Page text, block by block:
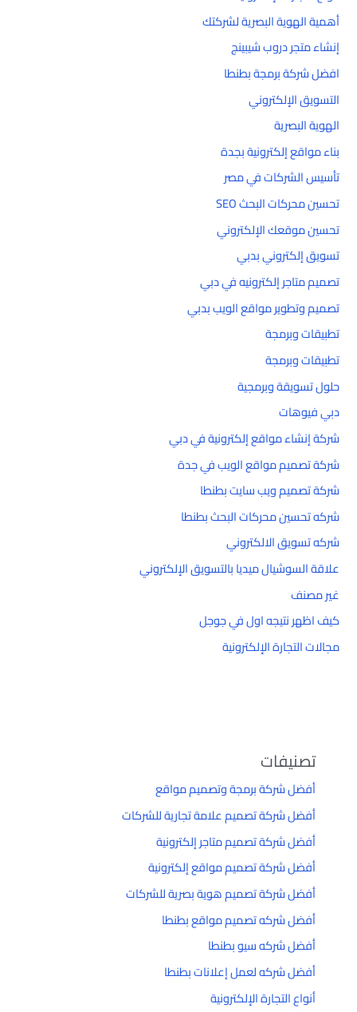
أهمية الهوية البصرية لشركتك
إنشاء متجر دروب شيبينج
افضل شركة برمجة بطنطا
التسويق الإلكتروني
الهوية البصرية
بناء مواقع إلكترونية بجدة
تأسيس الشركات في مصر
تحسين محركات البحث SEO
تحسين موقعك الإلكتروني
تسويق إلكتروني بدبي
تصميم متاجر إلكترونيه في دبي
تصميم وتطوير مواقع الويب بدبي
تطبيقات وبرمجة
تطبيقات وبرمجة
حلول تسويقة وبرمجية
دبي فيوهات
شركة إنشاء مواقع إلكترونية في دبي
شركة تصميم مواقع الويب في جدة
شركة تصميم ويب سايت بطنطا
شركه تحسين محركات البحث بطنطا
شركه تسويق الالكتروني
علاقة السوشيال ميديا بالتسويق الإلكتروني
غير مصنف
كيف اظهر نتيجه اول في جوجل
مجالات التجارة الإلكترونية
تصنيفات
أفضل شركة برمجة وتصميم مواقع
أفضل شركة تصميم علامة تجارية للشركات
أفضل شركة تصميم متاجر إلكترونية
أفضل شركة تصميم مواقع إلكترونية
أفضل شركة تصميم هوية بصرية للشركات
أفضل شركه تصميم مواقع بطنطا
أفضل شركه سيو بطنطا
أفضل شركه لعمل إعلانات بطنطا
أنواع التجارة الإلكترونية